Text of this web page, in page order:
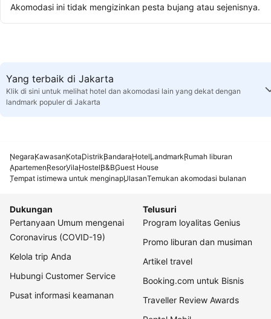
Akomodasi ini tidak mengizinkan pesta bujang atau sejenisnya.
Yang terbaik di Jakarta
Klik di sini untuk melihat hotel dan akomodasi lain yang dekat dengan
landmark populer di Jakarta
NegaraKawasanKotaDistrikBandaraHotelLandmarkRumah liburan
ApartemenResorVilaHostelB&BGuest House
Tempat istimewa untuk menginapUlasanTemukan akomodasi bulanan
Dukungan
Pertanyaan Umum mengenai
Coronavirus (COVID-19)
Kelola trip Anda
Hubungi Customer Service
Pusat informasi keamanan
Telusuri
Program loyalitas Genius
Promo liburan dan musiman
Artikel travel
Booking.com untuk Bisnis
Traveller Review Awards